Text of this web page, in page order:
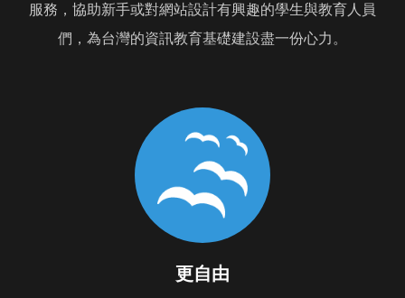
服務，協助新手或對網站設計有興趣的學生與教育人員
們，為台灣的資訊教育基礎建設盡一份心力。
更自由